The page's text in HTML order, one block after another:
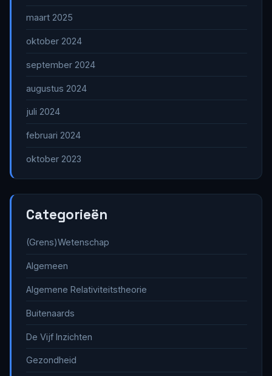
maart 2025
oktober 2024
september 2024
augustus 2024
juli 2024
februari 2024
oktober 2023
Categorieën
(Grens)Wetenschap
Algemeen
Algemene Relativiteitstheorie
Buitenaards
De Vijf Inzichten
Gezondheid